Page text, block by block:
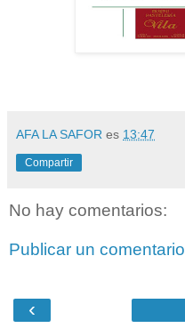
AFA LA SAFOR es 13:47
Compartir
No hay comentarios:
Publicar un comentario
‹